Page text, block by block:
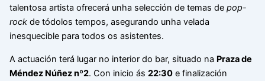
talentosa artista ofrecerá unha selección de temas de pop-
rockde tódolos tempos, asegurando unha velada
inesquecible para todos os asistentes.
A actuación terá lugar no interior do bar, situado na Praza de
Méndez Núñez nº2. Con inicio ás 22:30e finalización